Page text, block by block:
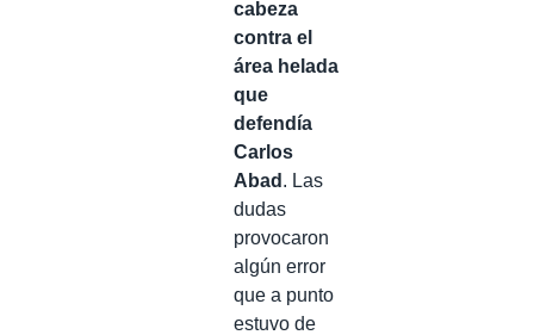
cabeza
contra el
área helada
que
defendía
Carlos
Abad . Las
dudas
provocaron
algún error
que a punto
estuvo de